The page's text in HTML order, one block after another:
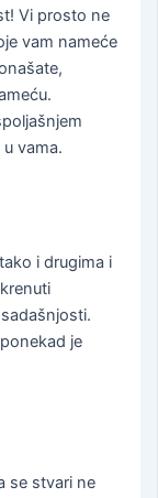
Vi prosto ne
vam nameće
vama.
i drugima i
je
se stvari ne